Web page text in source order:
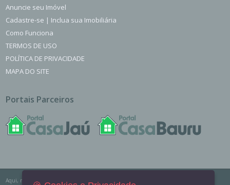
Anuncie seu Imóvel
Cadastre-se | Inclua sua Imobiliária
Como Funciona
TERMOS DE USO
POLÍTICA DE PRIVACIDADE
MAPA DO SITE
Portais Parceiros
Aqui, no Portal Casa Jaú você encontra os imóveis para venda, locação e aluguel de